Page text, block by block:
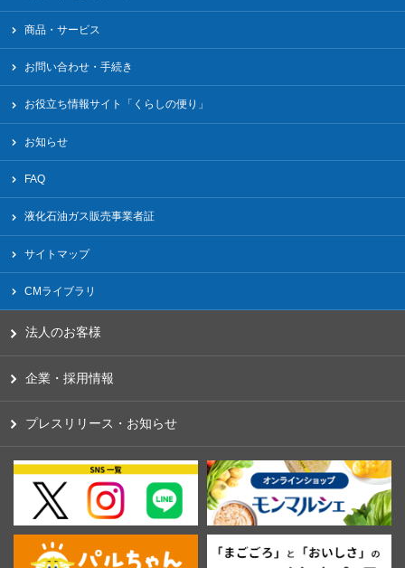
商品・サービス
お問い合わせ・手続き
お役立ち情報サイト「くらしの便り」
お知らせ
FAQ
液化⽯油ガス販売事業者証
サイトマップ
CMライブラリ
法人のお客様
企業・採用情報
プレスリリース・お知らせ